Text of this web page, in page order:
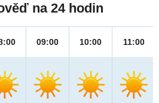
na 24 hodin
09:00 10:00 11:00